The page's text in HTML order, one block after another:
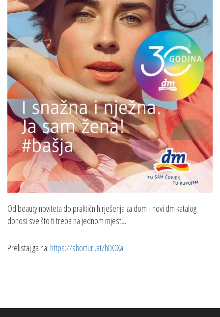
Od beauty noviteta do praktičnih rješenja za dom - novi dm katalog
donosi sve što ti treba na jednom mjestu.
Prelistaj ga na: https://shorturl.at/hDOXa